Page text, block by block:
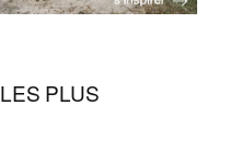
PLUS